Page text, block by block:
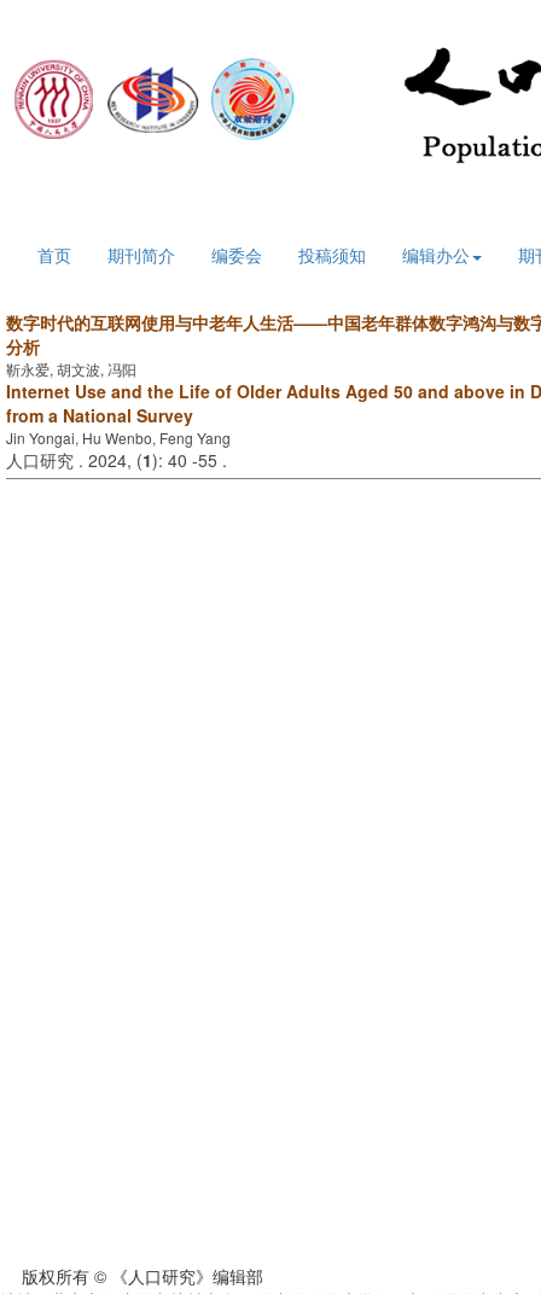
首页 期刊简介 编委会 投稿须知 编辑办公 期
数字时代的互联网使用与中老年人生活——中国老年群体数字鸿沟与数
分析
靳永爱, 胡文波, 冯阳
Internet Use and the Life of Older Adults Aged 50 and above in
from a National Survey
Jin Yongai, Hu Wenbo, Feng Yang
人口研究 . 2024, (1): 40 -55 .
版权所有 © 《人口研究》编辑部